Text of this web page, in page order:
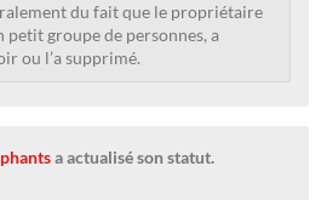
du fait que le propriétaire
petit groupe de personnes, a
ou l’a supprimé.
a actualisé son statut.